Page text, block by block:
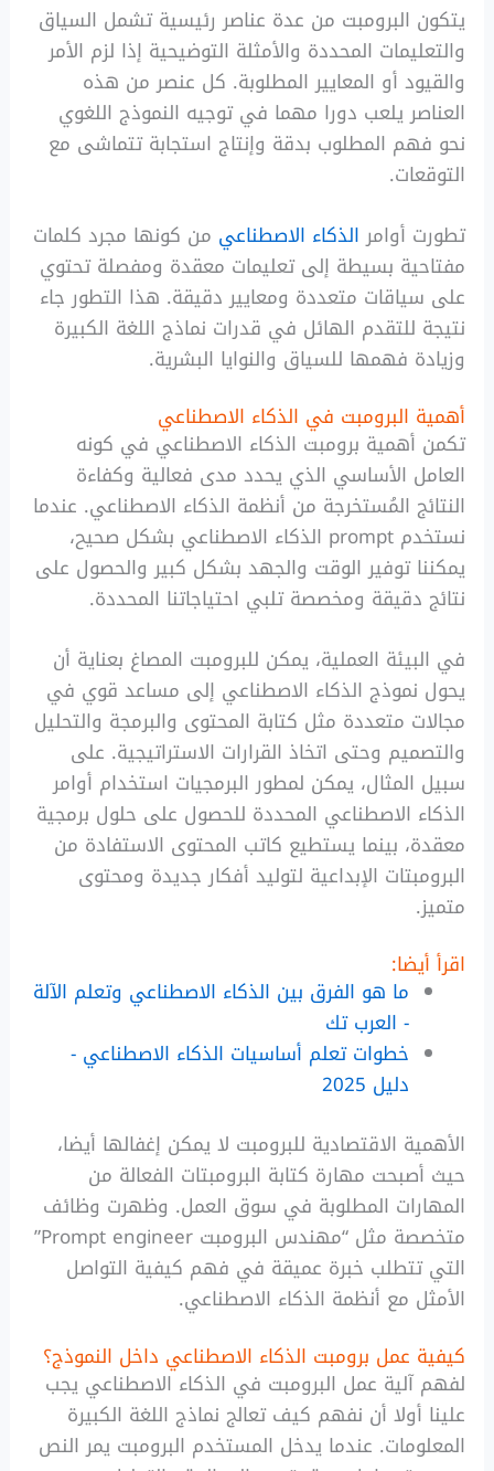
يتكون البرومبت من عدة عناصر رئيسية تشمل السياق
والتعليمات المحددة والأمثلة التوضيحية إذا لزم الأمر
والقيود أو المعايير المطلوبة. كل عنصر من هذه
العناصر يلعب دورا مهما في توجيه النموذج اللغوي
نحو فهم المطلوب بدقة وإنتاج استجابة تتماشى مع
التوقعات.
تطورت أوامر الذكاء الاصطناعي من كونها مجرد كلمات
مفتاحية بسيطة إلى تعليمات معقدة ومفصلة تحتوي
على سياقات متعددة ومعايير دقيقة. هذا التطور جاء
نتيجة للتقدم الهائل في قدرات نماذج اللغة الكبيرة
وزيادة فهمها للسياق والنوايا البشرية.
أهمية البرومبت في الذكاء الاصطناعي
تكمن أهمية برومبت الذكاء الاصطناعي في كونه
العامل الأساسي الذي يحدد مدى فعالية وكفاءة
النتائج المُستخرجة من أنظمة الذكاء الاصطناعي. عندما
نستخدم prompt الذكاء الاصطناعي بشكل صحيح،
يمكننا توفير الوقت والجهد بشكل كبير والحصول على
نتائج دقيقة ومخصصة تلبي احتياجاتنا المحددة.
في البيئة العملية، يمكن للبرومبت المصاغ بعناية أن
يحول نموذج الذكاء الاصطناعي إلى مساعد قوي في
مجالات متعددة مثل كتابة المحتوى والبرمجة والتحليل
والتصميم وحتى اتخاذ القرارات الاستراتيجية. على
سبيل المثال، يمكن لمطور البرمجيات استخدام أوامر
الذكاء الاصطناعي المحددة للحصول على حلول برمجية
معقدة، بينما يستطيع كاتب المحتوى الاستفادة من
البرومبتات الإبداعية لتوليد أفكار جديدة ومحتوى
متميز.
اقرأ أيضا:
ما هو الفرق بين الذكاء الاصطناعي وتعلم الآلة
- العرب تك
خطوات تعلم أساسيات الذكاء الاصطناعي -
دليل 2025
الأهمية الاقتصادية للبرومبت لا يمكن إغفالها أيضا،
حيث أصبحت مهارة كتابة البرومبتات الفعالة من
المهارات المطلوبة في سوق العمل. وظهرت وظائف
متخصصة مثل “مهندس البرومبت Prompt engineer”
التي تتطلب خبرة عميقة في فهم كيفية التواصل
الأمثل مع أنظمة الذكاء الاصطناعي.
كيفية عمل برومبت الذكاء الاصطناعي داخل النموذج؟
لفهم آلية عمل البرومبت في الذكاء الاصطناعي يجب
علينا أولا أن نفهم كيف تعالج نماذج اللغة الكبيرة
المعلومات. عندما يدخل المستخدم البرومبت يمر النص